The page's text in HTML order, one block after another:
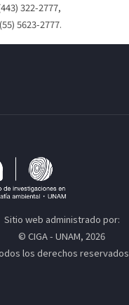
322-2777,
5623-2777.
Sitio web administrado por:
© CIGA - UNAM, 2026
los derechos reservados